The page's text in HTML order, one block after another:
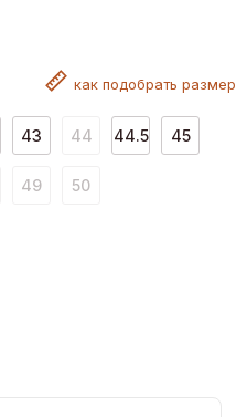
как подобрать размер
43 44 44.5 45
49 50